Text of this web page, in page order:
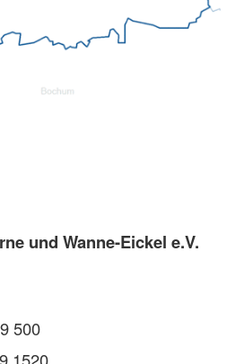
und Wanne-Eickel e.V.
500
1520